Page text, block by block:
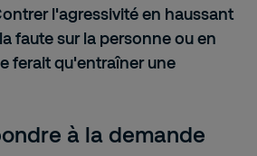
l'agressivité en haussant
faute sur la personne ou en
ferait qu'entraîner une
à la demande